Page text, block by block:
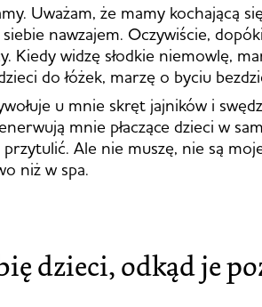
Uważam, że mamy kochającą
nawzajem. Oczywiście,
Kiedy widzę słodkie niemowlę,
do łóżek, marzę o byciu
u mnie skręt jajników i
mnie płaczące dzieci w
przytulić. Ale nie muszę, nie są
niż w spa.
dzieci, odkąd je